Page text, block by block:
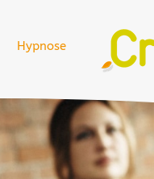
Hypnose